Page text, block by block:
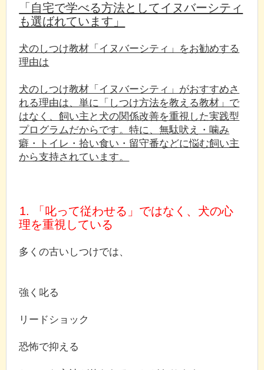
「自宅で学べる方法としてイヌバーシティ
も選ばれています」
犬のしつけ教材「イヌバーシティ」をお勧めする
理由は
犬のしつけ教材「イヌバーシティ」がおすすめさ
れる理由は、単に「しつけ方法を教える教材」で
はなく、飼い主と犬の関係改善を重視した実践型
プログラムだからです。特に、無駄吠え・噛み
癖・トイレ・拾い食い・留守番などに悩む飼い主
から支持されています。
1. 「叱って従わせる」ではなく、犬の心
理を重視している
多くの古いしつけでは、
強く叱る
リードショック
恐怖で抑える